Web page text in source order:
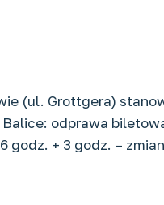
(ul. Grottgera)
odprawa
godz. + 3 godz. –